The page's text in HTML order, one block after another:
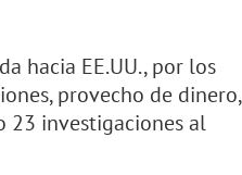
hacia EE.UU., por los
provecho de dinero,
23 investigaciones al